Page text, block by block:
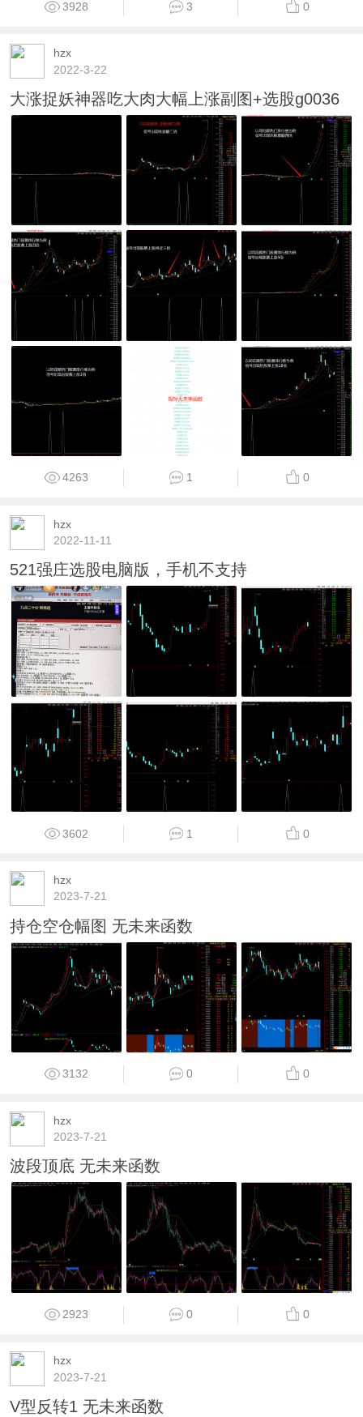
3928 3 0
hzx
2022-3-22
大涨捉妖神器吃大肉大幅上涨副图+选股g0036
4263 1 0
hzx
2022-11-11
521强庄选股电脑版，手机不支持
3602 1 0
hzx
2023-7-21
持仓空仓幅图 无未来函数
3132 0 0
hzx
2023-7-21
波段顶底 无未来函数
2923 0 0
hzx
2023-7-21
V型反转1 无未来函数